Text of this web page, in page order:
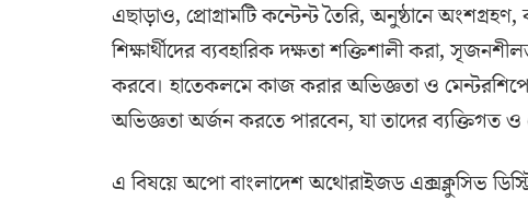
এছাড়াও, প্রোগ্রামটি কন্টেন্ট তৈরি, অনুষ্ঠানে
শিক্ষার্থীদের ব্যবহারিক দক্ষতা শক্তিশালী করা,
করবে। হাতেকলমে কাজ করার অভিজ্ঞতা ও
অভিজ্ঞতা অর্জন করতে পারবেন, যা তাদের ব্যক্তিগত ও
এ বিষয়ে অপো বাংলাদেশ অথোরাইজড এক্সক্লুসিভ